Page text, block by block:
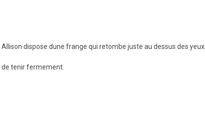
dispose dune frange qui retombe juste au dessus des yeux.
tenir fermement.